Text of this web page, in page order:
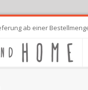
ab einer